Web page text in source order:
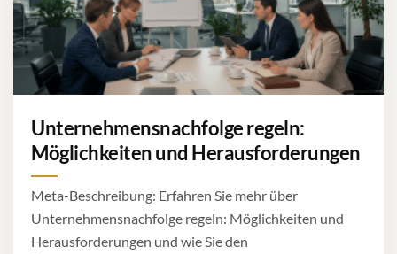
Unternehmensnachfolge regeln:
Möglichkeiten und Herausforderungen
Meta-Beschreibung: Erfahren Sie mehr über
Unternehmensnachfolge regeln: Möglichkeiten und
Herausforderungen und wie Sie den